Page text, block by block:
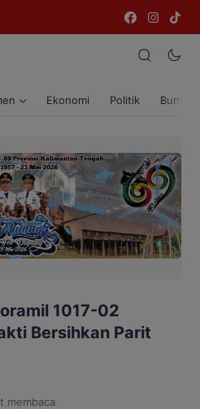
Ekonomi Politik Bumi
1017-02
Bersihkan Parit
membaca